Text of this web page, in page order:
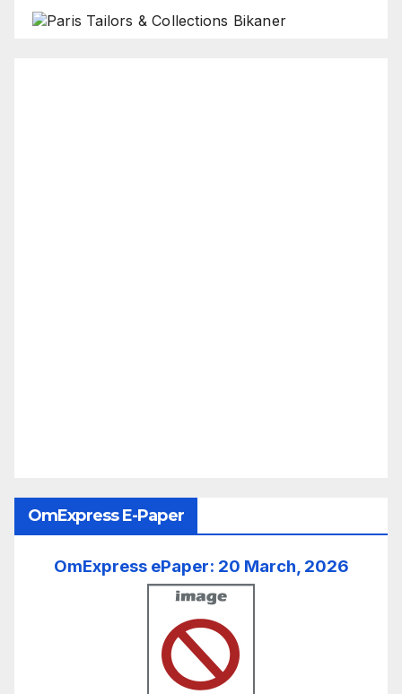
OmExpress E-Paper
OmExpress ePaper: 20 March, 2026